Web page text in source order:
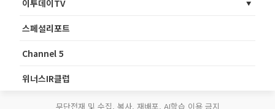
이투데이TV
스페셜리포트
Channel 5
위너스IR클럽
무단전재 및 수집, 복사, 재배포, AI학습 이용 금지